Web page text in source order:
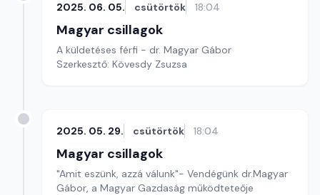
2025. 06. 05. csütörtök 18:04
Magyar csillagok
A küldetéses férfi - dr. Magyar Gábor
Szerkesztő: Kövesdy Zsuzsa
2025. 05. 29. csütörtök 18:04
Magyar csillagok
"Amit eszünk, azzá válunk"- Vendégünk dr.Magyar
Gábor, a Magyar Gazdaság működteteője